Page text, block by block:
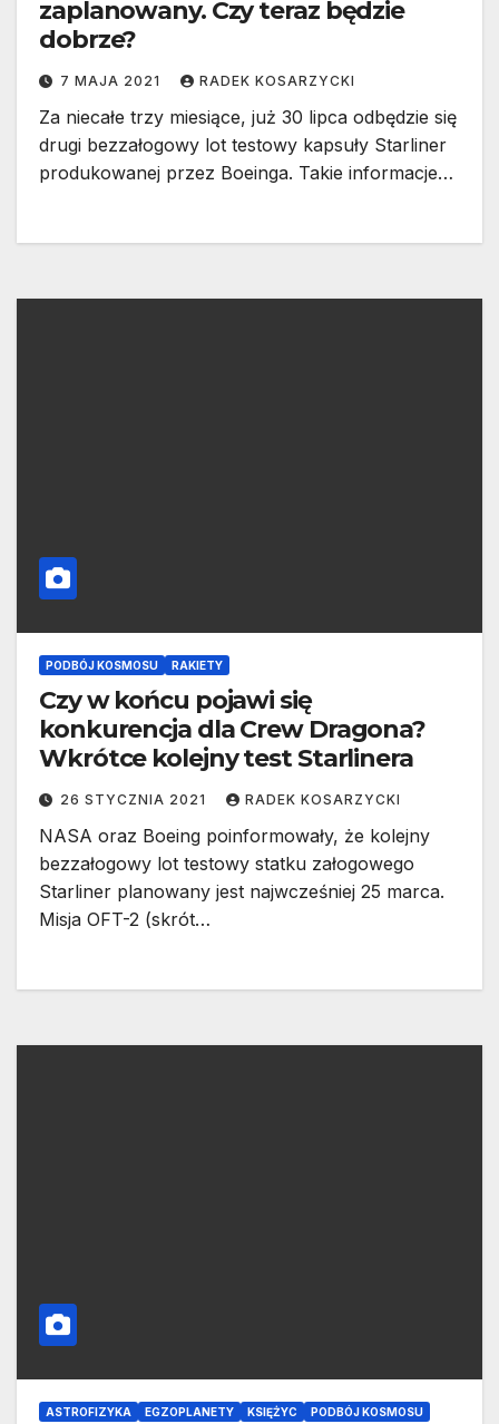
zaplanowany. Czy teraz będzie
dobrze?
7 MAJA 2021 RADEK KOSARZYCKI
Za niecałe trzy miesiące, już 30 lipca odbędzie się
drugi bezzałogowy lot testowy kapsuły Starliner
produkowanej przez Boeinga. Takie informacje…
PODBÓJ KOSMOSU RAKIETY
Czy w końcu pojawi się
konkurencja dla Crew Dragona?
Wkrótce kolejny test Starlinera
26 STYCZNIA 2021 RADEK KOSARZYCKI
NASA oraz Boeing poinformowały, że kolejny
bezzałogowy lot testowy statku załogowego
Starliner planowany jest najwcześniej 25 marca.
Misja OFT-2 (skrót…
ASTROFIZYKA EGZOPLANETY KSIĘŻYC PODBÓJ KOSMOSU